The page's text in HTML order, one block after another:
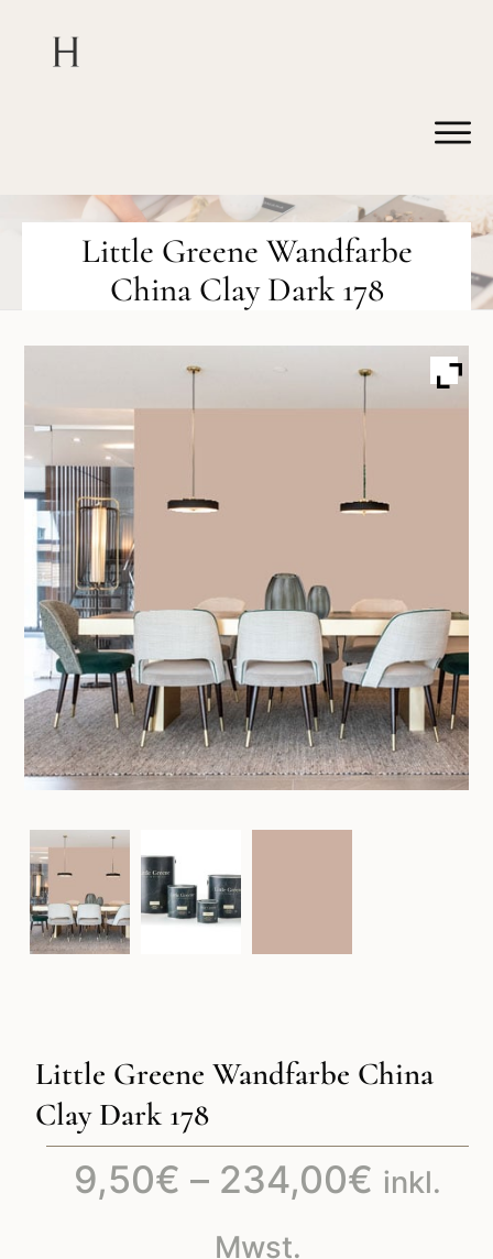
Little Greene Wandfarbe
China Clay Dark 178
Little Greene Wandfarbe China
Clay Dark 178
9,50€ – 234,00€ inkl.
Mwst.